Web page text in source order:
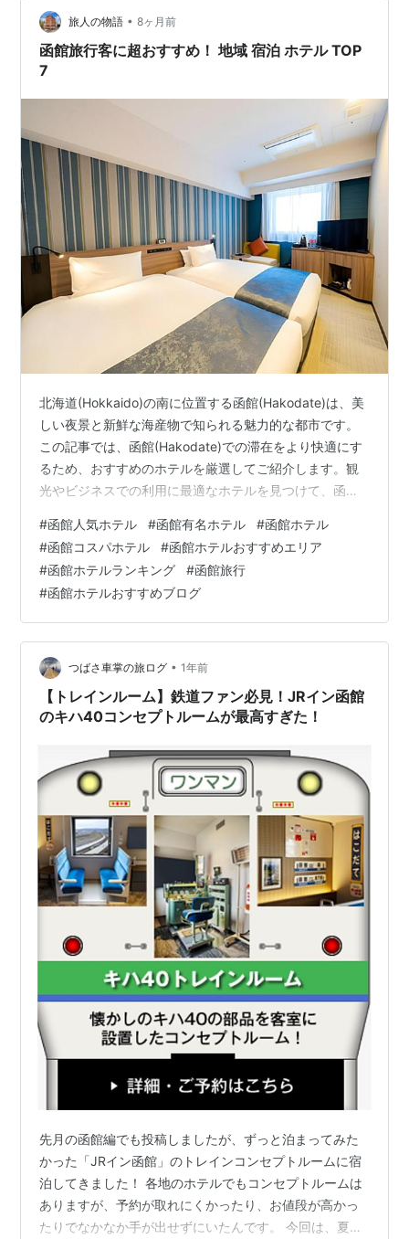
旅人の物語 • 8ヶ月前
函館旅行客に超おすすめ！ 地域 宿泊 ホテル TOP
7
北海道(Hokkaido)の南に位置する函館(Hakodate)は、美
しい夜景と新鮮な海産物で知られる魅力的な都市です。
この記事では、函館(Hakodate)での滞在をより快適にす
るため、おすすめのホテルを厳選してご紹介します。観
光やビジネスでの利用に最適なホテルを見つけて、函館
Agoda 最安値で安心予約 Agodaは最低価格保障制で旅行
客が安心して宿を予約できるようサポートします。 その
ため、旅行の準備をする際に、多くの方々がAgodaを通
じて最安値で宿泊施設を予約しています。 最安値保証！
函館 最高のホテルを探す 1. ラ…
#函館人気ホテル #函館有名ホテル #函館ホテル
#函館コスパホテル #函館ホテルおすすめエリア
#函館ホテルランキング #函館旅行
#函館ホテルおすすめブログ
つばさ車掌の旅ログ • 1年前
【トレインルーム】鉄道ファン必見！JRイン函館
のキハ40コンセプトルームが最高すぎた！
先月の函館編でも投稿しましたが、ずっと泊まってみた
かった「JRイン函館」のトレインコンセプトルームに宿
泊してきました！ 各地のホテルでもコンセプトルームは
ありますが、予約が取れにくかったり、お値段が高かっ
たりでなかなか手が出せずにいたんです。 今回は、夏休